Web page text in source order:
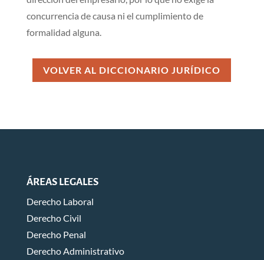
concurrencia de causa ni el cumplimiento de
formalidad alguna.
VOLVER AL DICCIONARIO JURÍDICO
ÁREAS LEGALES
Derecho Laboral
Derecho Civil
Derecho Penal
Derecho Administrativo